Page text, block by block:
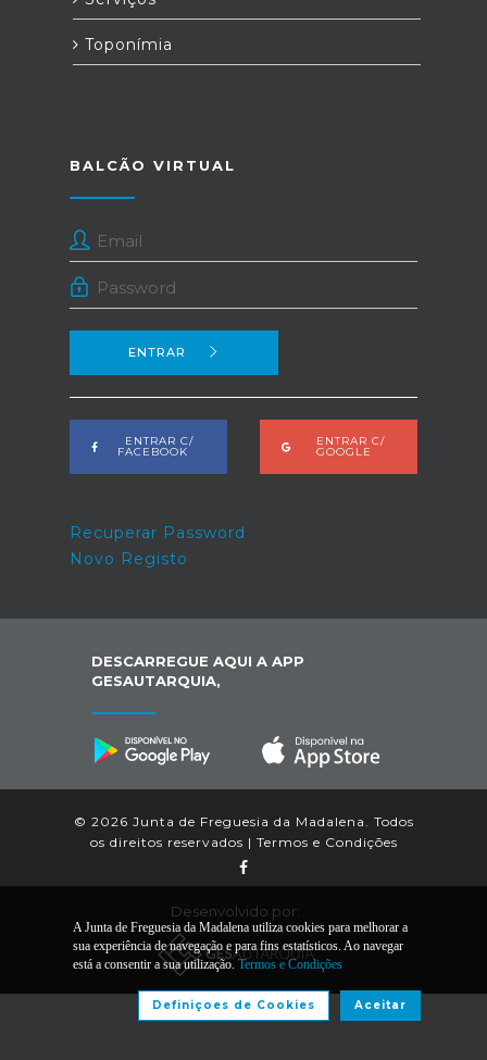
Toponímia
BALCÃO VIRTUAL
ENTRAR
ENTRAR C/
FACEBOOK
ENTRAR C/
GOOGLE
Recuperar Password
Novo Registo
DESCARREGUE AQUI A APP
GESAUTARQUIA,
© 2026 Junta de Freguesia da Madalena. Todos
os direitos reservados | Termos e Condições
Desenvolvido por:
A Junta de Freguesia da Madalena utiliza cookies para melhorar a
sua experiência de navegação e para fins estatísticos. Ao navegar
está a consentir a sua utilização. Termos e Condições
Aceitar
Definiçoes de Cookies